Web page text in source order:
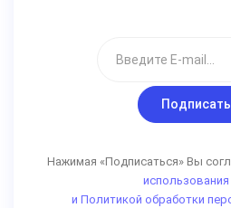
Нажимая «Подписаться» Вы
использования
и Политикой обработки